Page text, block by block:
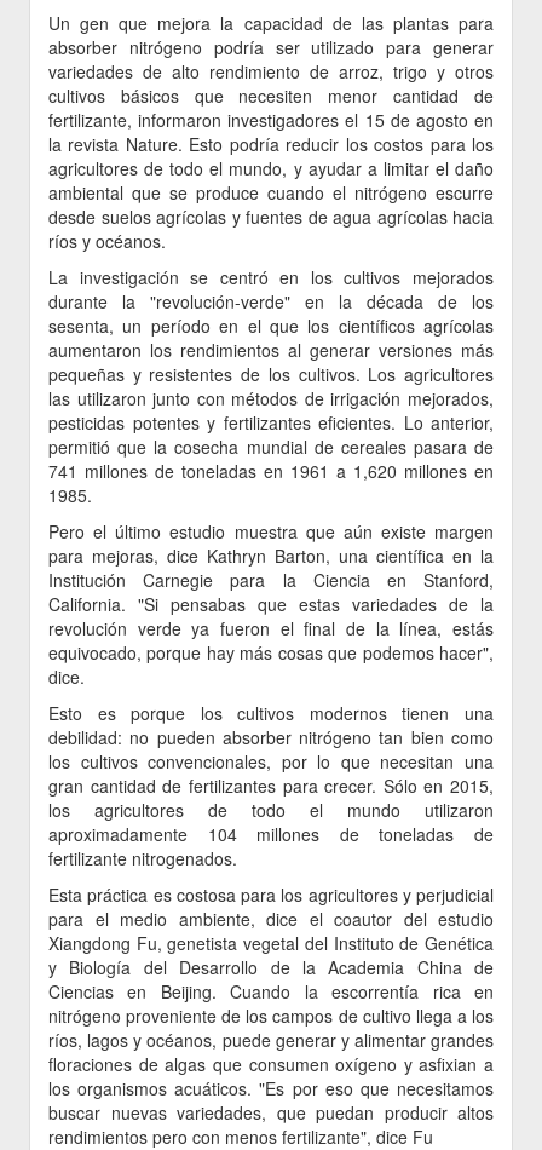
Un gen que mejora la capacidad de las plantas para
absorber nitrógeno podría ser utilizado para generar
variedades de alto rendimiento de arroz, trigo y otros
cultivos básicos que necesiten menor cantidad de
fertilizante, informaron investigadores el 15 de agosto en
la revista Nature. Esto podría reducir los costos para los
agricultores de todo el mundo, y ayudar a limitar el daño
ambiental que se produce cuando el nitrógeno escurre
desde suelos agrícolas y fuentes de agua agrícolas hacia
ríos y océanos.
La investigación se centró en los cultivos mejorados
durante la "revolución-verde" en la década de los
sesenta, un período en el que los científicos agrícolas
aumentaron los rendimientos al generar versiones más
pequeñas y resistentes de los cultivos. Los agricultores
las utilizaron junto con métodos de irrigación mejorados,
pesticidas potentes y fertilizantes eficientes. Lo anterior,
permitió que la cosecha mundial de cereales pasara de
741 millones de toneladas en 1961 a 1,620 millones en
1985.
Pero el último estudio muestra que aún existe margen
para mejoras, dice Kathryn Barton, una científica en la
Institución Carnegie para la Ciencia en Stanford,
California. "Si pensabas que estas variedades de la
revolución verde ya fueron el final de la línea, estás
equivocado, porque hay más cosas que podemos hacer",
dice.
Esto es porque los cultivos modernos tienen una
debilidad: no pueden absorber nitrógeno tan bien como
los cultivos convencionales, por lo que necesitan una
gran cantidad de fertilizantes para crecer. Sólo en 2015,
los agricultores de todo el mundo utilizaron
aproximadamente 104 millones de toneladas de
fertilizante nitrogenados.
Esta práctica es costosa para los agricultores y perjudicial
para el medio ambiente, dice el coautor del estudio
Xiangdong Fu, genetista vegetal del Instituto de Genética
y Biología del Desarrollo de la Academia China de
Ciencias en Beijing. Cuando la escorrentía rica en
nitrógeno proveniente de los campos de cultivo llega a los
ríos, lagos y océanos, puede generar y alimentar grandes
floraciones de algas que consumen oxígeno y asfixian a
los organismos acuáticos. "Es por eso que necesitamos
buscar nuevas variedades, que puedan producir altos
rendimientos pero con menos fertilizante", dice Fu